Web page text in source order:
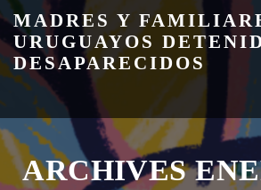
Skip
content
MADRES Y
URUGUAYOS
DESAPARECIDOS
ARCHIVES